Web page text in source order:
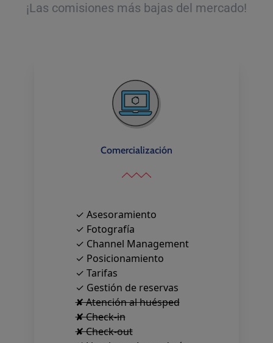
¡Las comisiones más bajas del mercado!
Comercialización
✓ Asesoramiento
✓ Fotografía
✓ Channel Management
✓ Posicionamiento
✓ Tarifas
✓ Gestión de reservas
✘ Atención al huésped
✘ Check-in
✘ Check-out